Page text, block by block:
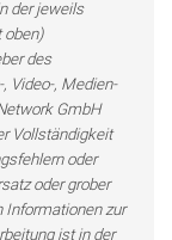
der jeweils
oben)
des
Video-, Medien-
GmbH
Vollständigkeit
oder
oder grober
Informationen zur
ist in der